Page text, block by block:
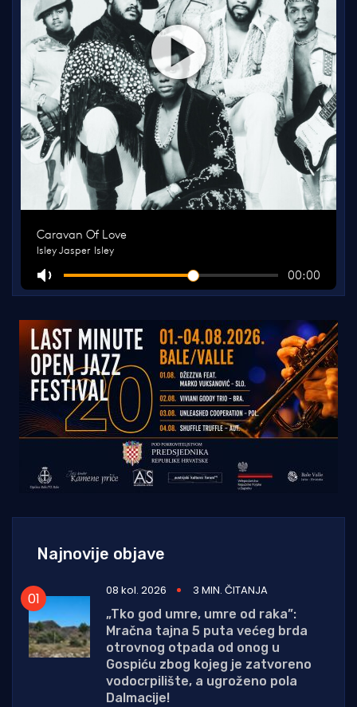
Najnovije objave
08 kol. 2026
3 MIN. ČITANJA
„Tko god umre, umre od raka”:
Mračna tajna 5 puta većeg brda
otrovnog otpada od onog u
Gospiću zbog kojeg je zatvoreno
vodocrpilište, a ugroženo pola
Dalmacije!